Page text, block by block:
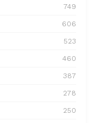
749
606
523
460
387
278
250